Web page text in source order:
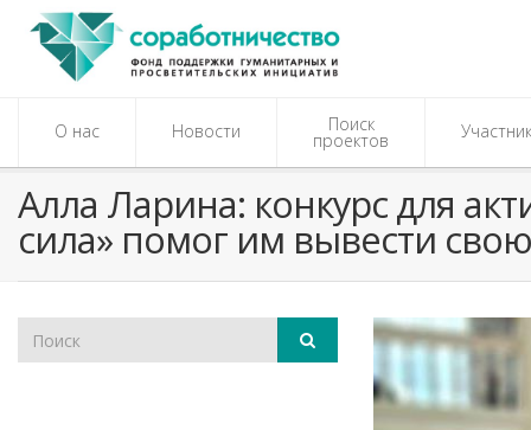
О нас Новости Поиск
проектов
​Алла Ларина: конкурс для
сила» помог им вывести